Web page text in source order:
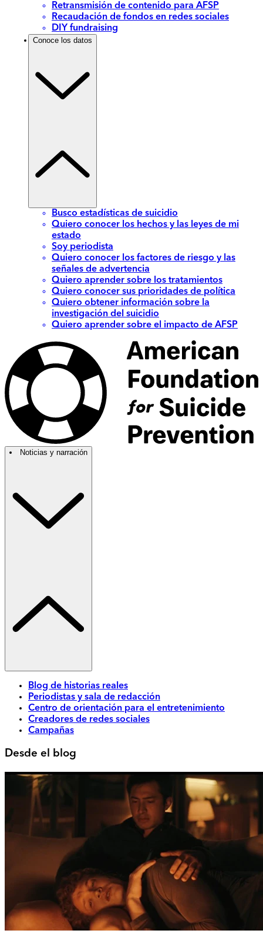
Retransmisión de contenido para AFSP
Recaudación de fondos en redes sociales
DIY fundraising
Conoce los datos
Busco estadísticas de suicidio
Quiero conocer los hechos y las leyes de mi
estado
Soy periodista
Quiero conocer los factores de riesgo y las
señales de advertencia
Quiero aprender sobre los tratamientos
Quiero conocer sus prioridades de política
Quiero obtener información sobre la
investigación del suicidio
Quiero aprender sobre el impacto de AFSP
Noticias y narración
Blog de historias reales
Periodistas y sala de redacción
Centro de orientación para el entretenimiento
Creadores de redes sociales
Campañas
Desde el blog